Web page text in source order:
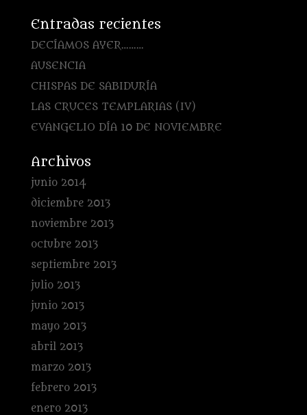
Entradas recientes
DECÍAMOS AYER………
AUSENCIA
CHISPAS DE SABIDURÍA
LAS CRUCES TEMPLARIAS (IV)
EVANGELIO DÍA 10 DE NOVIEMBRE
Archivos
junio 2014
diciembre 2013
noviembre 2013
octubre 2013
septiembre 2013
julio 2013
junio 2013
mayo 2013
abril 2013
marzo 2013
febrero 2013
enero 2013